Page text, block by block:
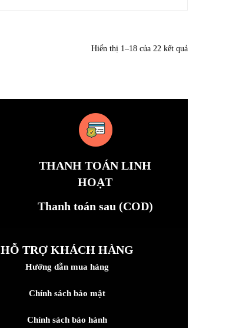
Hiển thị 1–18 của 22 kết quả
THANH TOÁN LINH
HOẠT
Thanh toán sau (COD)
HỖ TRỢ KHÁCH HÀNG
Hướng dẫn mua hàng
Chính sách bảo mật
Chính sách bảo hành